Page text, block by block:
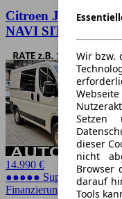
Wir bzw.
Setzen
dieser
nicht
Browser
darauf
Tools
Citroen Jumper
NAVI SITZHZG
14.990 €
●●●●● Super Preis
Finanzierung möglich